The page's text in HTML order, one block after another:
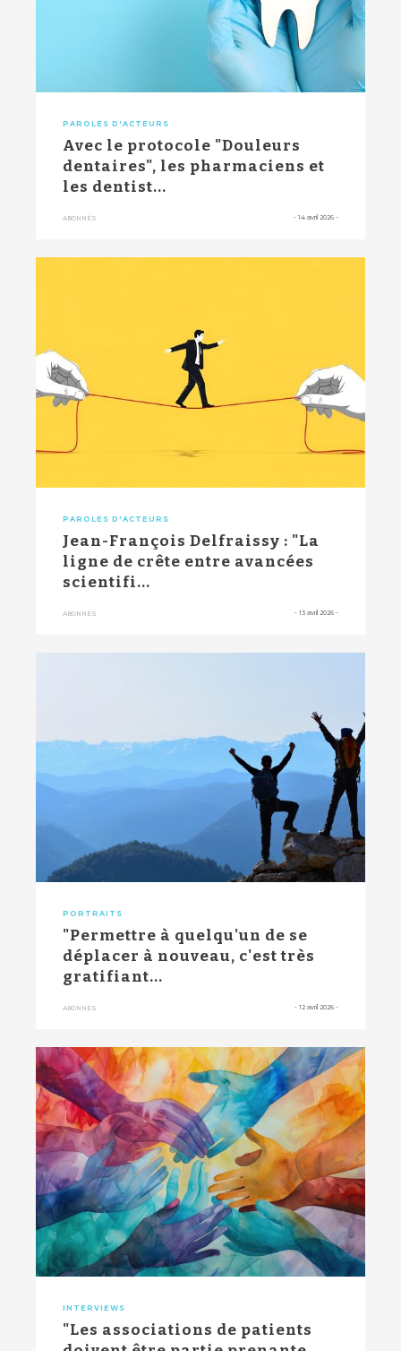
PAROLES D'ACTEURS
Avec le protocole "Douleurs
dentaires", les pharmaciens et
les dentist...
ABONNÉS - 14 avril 2026 -
PAROLES D'ACTEURS
Jean-François Delfraissy : "La
ligne de crête entre avancées
scientifi...
ABONNÉS - 13 avril 2026 -
PORTRAITS
"Permettre à quelqu'un de se
déplacer à nouveau, c'est très
gratifiant...
ABONNÉS - 12 avril 2026 -
INTERVIEWS
"Les associations de patients